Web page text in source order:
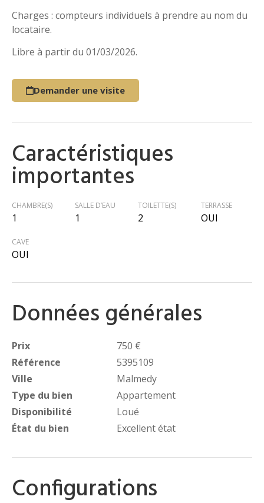
Charges : compteurs individuels à prendre au nom du
locataire.
Libre à partir du 01/03/2026.
Demander une visite
Caractéristiques
importantes
CHAMBRE(S)
1
SALLE D’EAU
1
TOILETTE(S)
2
TERRASSE
OUI
CAVE
OUI
Données générales
Prix
750 €
Référence
5395109
Ville
Malmedy
Type du bien
Appartement
Disponibilité
Loué
État du bien
Excellent état
Configurations